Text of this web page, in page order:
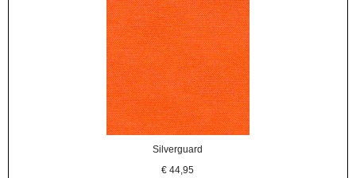
Silverguard
€44,95